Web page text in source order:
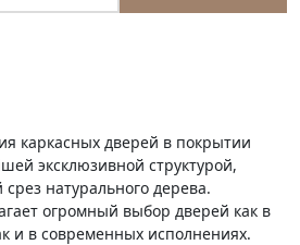
каркасных дверей в покрытии
эксклюзивной структурой,
натурального дерева.
огромный выбор дверей как в
и в современных исполнениях.